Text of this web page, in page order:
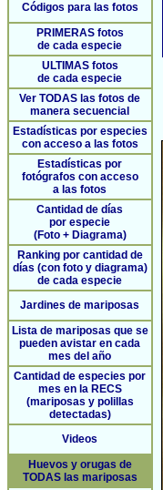
Códigos para las fotos
PRIMERAS fotos
de cada especie
ULTIMAS fotos
de cada especie
Ver TODAS las fotos de
manera secuencial
Estadísticas por especies
con acceso a las fotos
Estadísticas por
fotógrafos con acceso
a las fotos
Cantidad de días
por especie
(Foto + Diagrama)
Ranking por cantidad de
días (con foto y diagrama)
de cada especie
Jardines de mariposas
Lista de mariposas que se
pueden avistar en cada
mes del año
Cantidad de especies por
mes en la RECS
(mariposas y polillas
detectadas)
Videos
Huevos y orugas de
TODAS las mariposas